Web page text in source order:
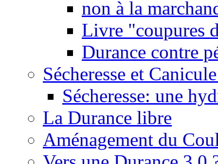
non à la
Livre "coupures
Durance contre
Sécheresse et
Sécheresse: une
La Durance libre
Aménagement du